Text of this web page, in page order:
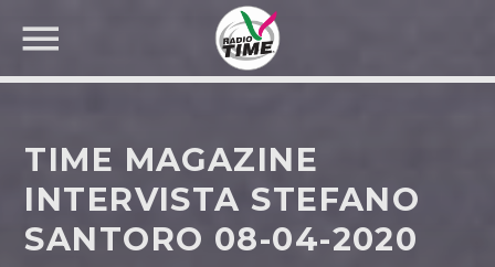
CERCA NEL SITO WEB:
TIME MAGAZINE
INTERVISTA STEFANO
SANTORO 08-04-2020